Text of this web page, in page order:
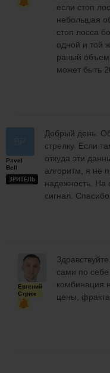
если стоп
небольшая
стоп лосса
одной и той
раный
может быть
Pavel
Bell
ЗРИТЕЛЬ
Добрый день.
стрелку. Если
откуда эти
алгоритм, я не
надежность. На
сигнал. Спасибо.
Евгений
Стриж
сами по себе
комбинация
цены,